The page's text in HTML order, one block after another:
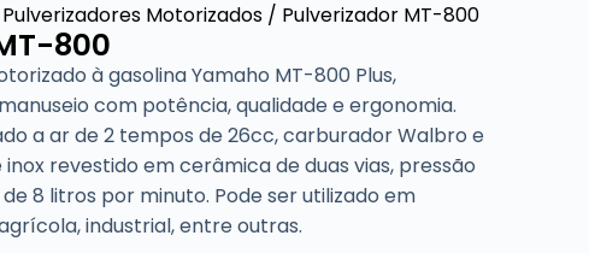
Pulverizadores Motorizados / Pulverizador MT-800
800
à gasolina Yamaho MT-800 Plus,
com potência, qualidade e ergonomia.
a ar de 2 tempos de 26cc, carburador Walbro e
revestido em cerâmica de duas vias, pressão
8 litros por minuto. Pode ser utilizado em
industrial, entre outras.